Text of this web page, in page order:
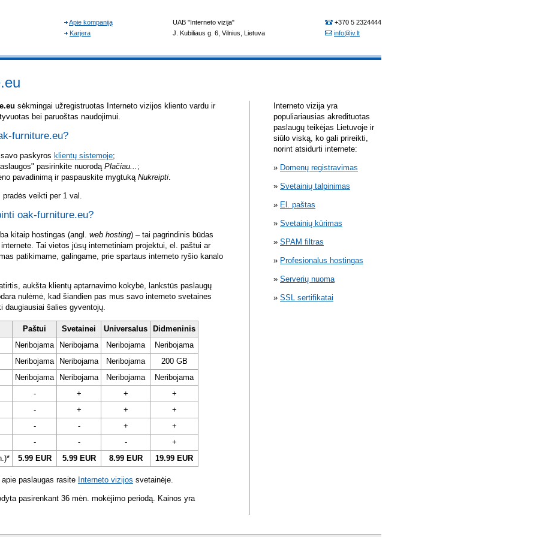
sėkmingai užregistruotas Interneto vizijos kliento vardu ir
bei paruoštas naudojimui.
furniture.eu?
paskyros klientų sistemoje;
pasirinkite nuorodą Plačiau... ;
pavadinimą ir paspauskite mygtuką Nukreipti.
pradės veikti per 1 val.
oak-furniture.eu?
kitaip hostingas (angl. web hosting) – tai pagrindinis būdas
Tai vietos jūsų internetiniam projektui, el. paštui ar
patikimame, galingame, prie spartaus interneto ryšio kanalo
aukšta klientų aptarnavimo kokybė, lankstūs paslaugų
nulėmė, kad šiandien pas mus savo interneto svetaines
daugiausiai šalies gyventojų.
Paštui Svetainei Universalus
Didmeninis
Neribojama Neribojama Neribojama
Neribojama
Neribojama Neribojama Neribojama
200 GB
Neribojama Neribojama Neribojama
Neribojama
- + +
+
- + +
+
- - +
+
- - -
+
5.99 EUR 5.99 EUR 8.99 EUR 19.99 EUR
paslaugas rasite Interneto vizijos svetainėje.
pasirenkant 36 mėn. mokėjimo periodą. Kainos yra
Interneto vizija yra
populiariausias akredituotas
paslaugų teikėjas Lietuvoje ir
siūlo viską, ko gali prireikti,
norint atsidurti internete:
Domenų registravimas
Svetainių talpinimas
El. paštas
Svetainių kūrimas
SPAM filtras
Profesionalus hostingas
Serverių nuoma
SSL sertifikatai